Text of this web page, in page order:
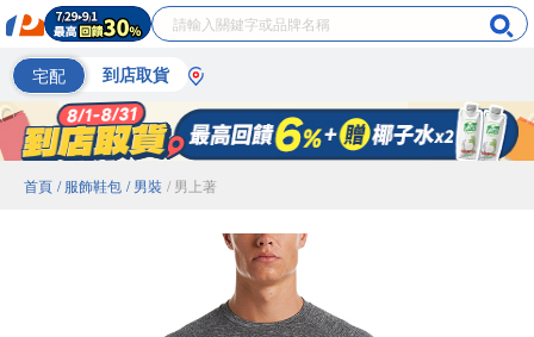
宅配 到店取貨
首頁 / 服飾鞋包 / 男裝 / 男上著